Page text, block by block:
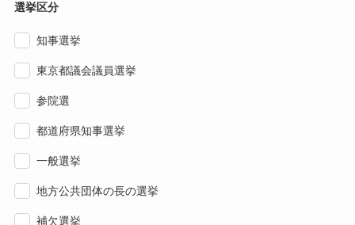
選挙区分
知事選挙
東京都議会議員選挙
参院選
都道府県知事選挙
一般選挙
地方公共団体の長の選挙
補欠選挙